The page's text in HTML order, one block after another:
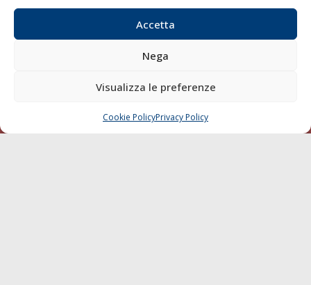
Accetta
Nega
Visualizza le preferenze
Cookie PolicyPrivacy Policy
Varie
Sostenibilità
Compagnie di Navigazione
Diporto
Chi siamo
CHIAMA SCRIVI